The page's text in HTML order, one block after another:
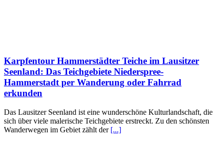
Karpfentour Hammerstädter Teiche im Lausitzer
Seenland: Das Teichgebiete Niederspree-
Hammerstadt per Wanderung oder Fahrrad
erkunden
Das Lausitzer Seenland ist eine wunderschöne Kulturlandschaft, die
sich über viele malerische Teichgebiete erstreckt. Zu den schönsten
Wanderwegen im Gebiet zählt der [...]